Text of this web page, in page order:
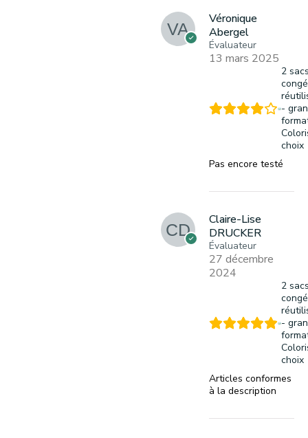
Véronique
Abergel
Évaluateur
13 mars 2025
2
-
choix
Pas encore testé
Claire-Lise
DRUCKER
Évaluateur
27 décembre
2024
2
-
choix
Articles conformes
à la description